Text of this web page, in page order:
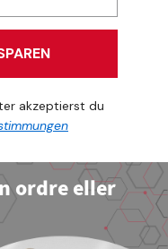
akzeptierst du
ordre eller